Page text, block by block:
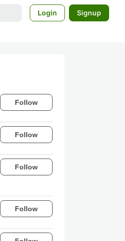
Login Signup
Follow
Follow
Follow
Follow